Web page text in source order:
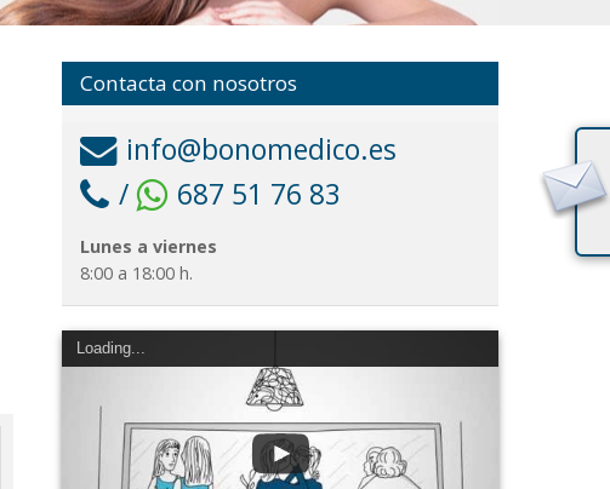
Contacta con nosotros
info@bonomedico.es
/
687 51 76 83
Lunes a viernes
8:00 a 18:00 h.
Loading...